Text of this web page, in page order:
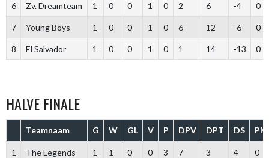
6 Zv. Dreamteam 1 0 0 1 0 2 6 -4 0
7 Young Boys 1 0 0 1 0 6 12 -6 0
8 El Salvador 1 0 0 1 0 1 14 -13 0
HALVE FINALE
Teamnaam G W GL V P DPV DPT DS PM
1 The Legends 1 1 0 0 3 7 3 4 0